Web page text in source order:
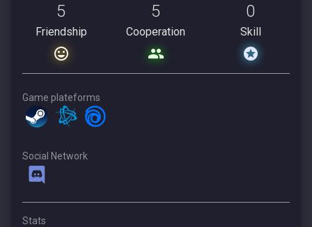
5
Friendship
5
Cooperation
0
Skill
Game plateforms
Social Network
Stats